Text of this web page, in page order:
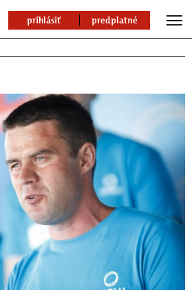
prihlásiť predplatné